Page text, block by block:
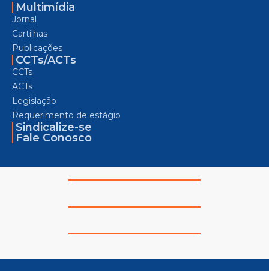
Multimídia
Jornal
Cartilhas
Publicações
CCTs/ACTs
CCTs
ACTs
Legislação
Requerimento de estágio
Sindicalize-se
Fale Conosco